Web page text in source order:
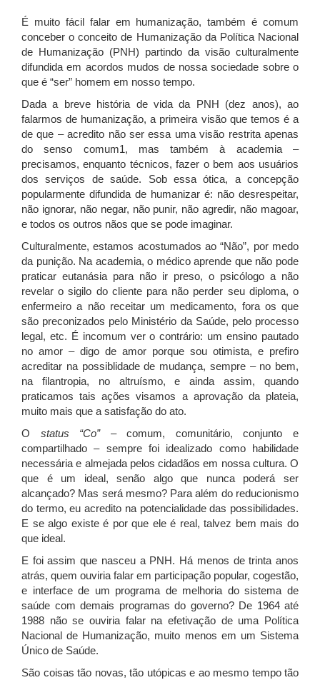
É muito fácil falar em humanização, também é comum
conceber o conceito de Humanização da Política Nacional
de Humanização (PNH) partindo da visão culturalmente
difundida em acordos mudos de nossa sociedade sobre o
que é “ser” homem em nosso tempo.
Dada a breve história de vida da PNH (dez anos), ao
falarmos de humanização, a primeira visão que temos é a
de que – acredito não ser essa uma visão restrita apenas
do senso comum1, mas também à academia –
precisamos, enquanto técnicos, fazer o bem aos usuários
dos serviços de saúde. Sob essa ótica, a concepção
popularmente difundida de humanizar é: não desrespeitar,
não ignorar, não negar, não punir, não agredir, não magoar,
e todos os outros nãos que se pode imaginar.
Culturalmente, estamos acostumados ao “Não”, por medo
da punição. Na academia, o médico aprende que não pode
praticar eutanásia para não ir preso, o psicólogo a não
revelar o sigilo do cliente para não perder seu diploma, o
enfermeiro a não receitar um medicamento, fora os que
são preconizados pelo Ministério da Saúde, pelo processo
legal, etc. É incomum ver o contrário: um ensino pautado
no amor – digo de amor porque sou otimista, e prefiro
acreditar na possiblidade de mudança, sempre – no bem,
na filantropia, no altruísmo, e ainda assim, quando
praticamos tais ações visamos a aprovação da plateia,
muito mais que a satisfação do ato.
O status “Co”– comum, comunitário, conjunto e
compartilhado – sempre foi idealizado como habilidade
necessária e almejada pelos cidadãos em nossa cultura. O
que é um ideal, senão algo que nunca poderá ser
alcançado? Mas será mesmo? Para além do reducionismo
do termo, eu acredito na potencialidade das possibilidades.
E se algo existe é por que ele é real, talvez bem mais do
que ideal.
E foi assim que nasceu a PNH. Há menos de trinta anos
atrás, quem ouviria falar em participação popular, cogestão,
e interface de um programa de melhoria do sistema de
saúde com demais programas do governo? De 1964 até
1988 não se ouviria falar na efetivação de uma Política
Nacional de Humanização, muito menos em um Sistema
Único de Saúde.
São coisas tão novas, tão utópicas e ao mesmo tempo tão